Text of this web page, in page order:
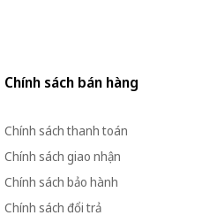
Chính sách bán hàng
Chính sách thanh toán
Chính sách giao nhận
Chính sách bảo hành
Chính sách đổi trả